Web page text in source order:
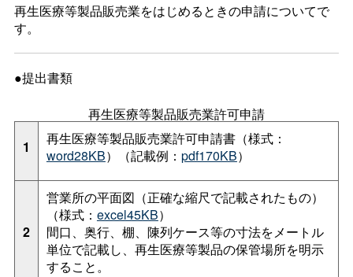
再生医療等製品販売業をはじめるときの申請についてで
す。
●提出書類
再生医療等製品販売業許可申請
1
再生医療等製品販売業許可申請書（様式：
word28KB）（記載例： pdf170KB）
2
営業所の平面図（正確な縮尺で記載されたもの）
（様式： excel45KB）
間口、奥行、棚、陳列ケース等の寸法をメートル
単位で記載し、再生医療等製品の保管場所を明示
すること。